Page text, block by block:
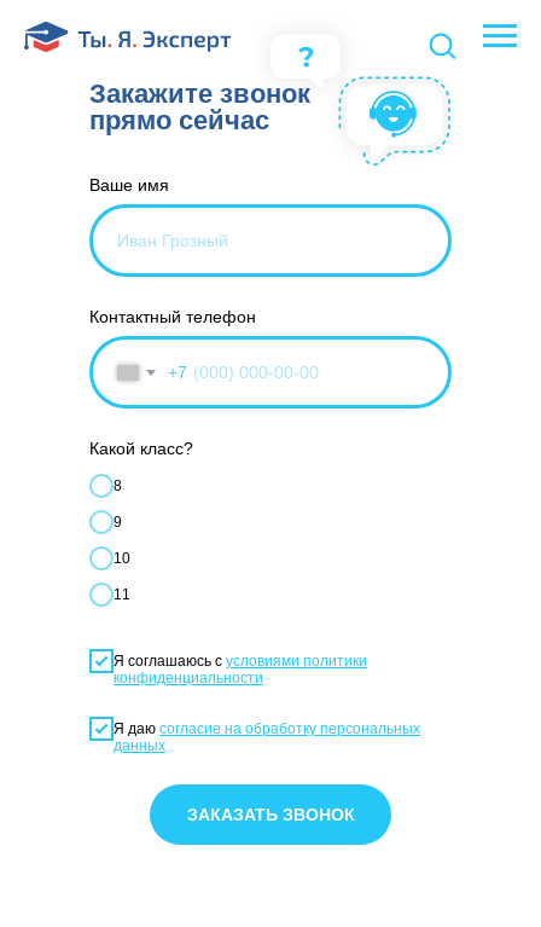
Ваше имя
Контактный телефон
+7
Какой класс?
8
9
10
11
Я соглашаюсь с условиями политики
конфиденциальности
Я даю согласие на обработку персональных
данных
ЗАКАЗАТЬ ЗВОНОК
Закажите звонок
прямо сейчас